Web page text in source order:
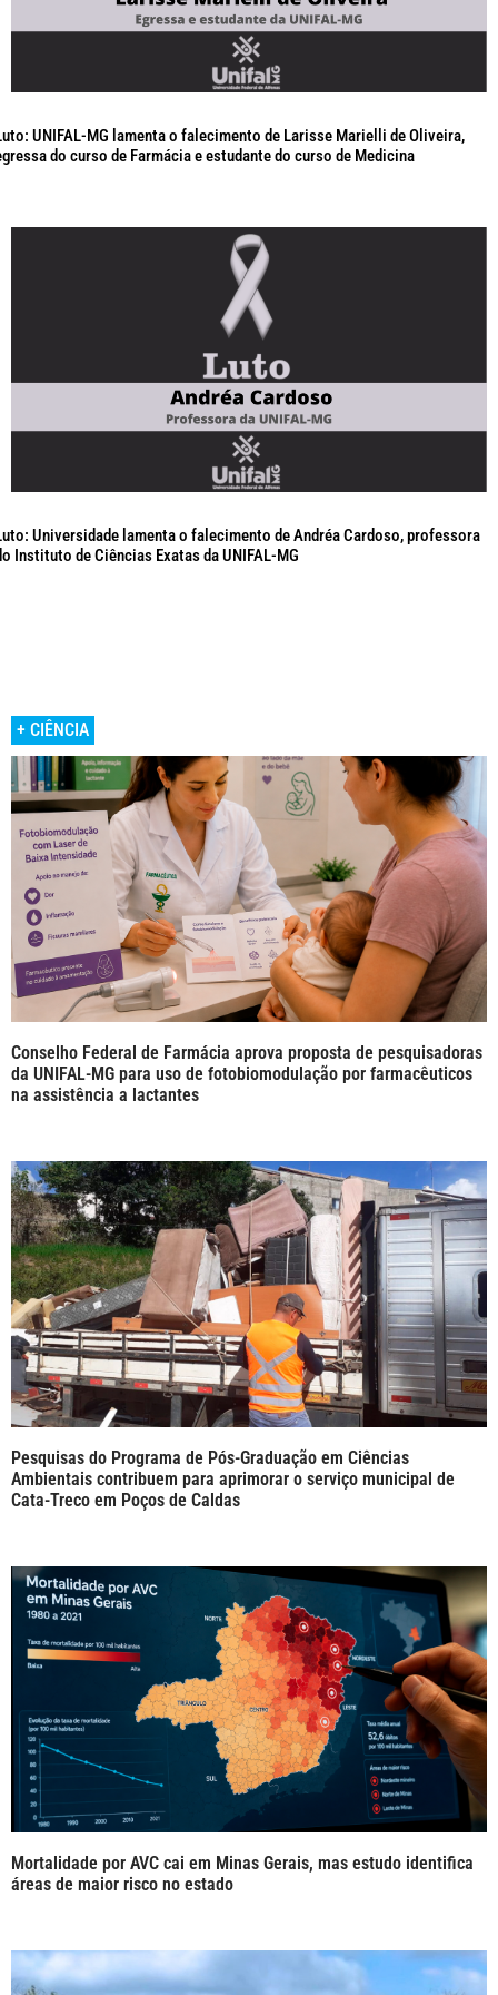
UNIFAL-MG lamenta o falecimento de Larisse Marielli de Oliveira,
do curso de Farmácia e estudante do curso de Medicina
Universidade lamenta o falecimento de Andréa Cardoso, professora
Instituto de Ciências Exatas da UNIFAL-MG
+ CIÊNCIA
Conselho Federal de Farmácia aprova proposta de pesquisadoras
da UNIFAL-MG para uso de fotobiomodulação por farmacêuticos
na assistência a lactantes
Pesquisas do Programa de Pós-Graduação em Ciências
Ambientais contribuem para aprimorar o serviço municipal de
Cata-Treco em Poços de Caldas
Mortalidade por AVC cai em Minas Gerais, mas estudo identifica
áreas de maior risco no estado